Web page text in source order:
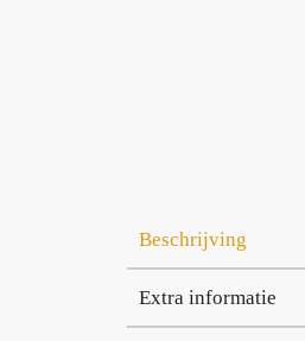
Beschrijving
Extra informatie